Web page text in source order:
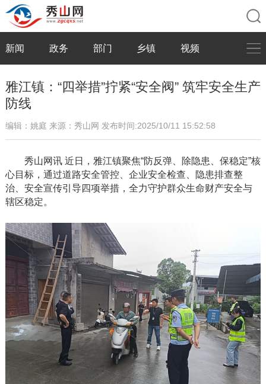
新闻 政务 部门 乡镇 视频
雅江镇：“四举措”拧紧“安全阀” 筑牢安全生产
防线
编辑：姚庭 来源：秀山网 发布时间:2025/10/11 15:52:58
秀山网讯 近日，雅江镇聚焦“防反弹、除隐患、保稳定”核
心目标，通过道路安全管控、企业安全检查、隐患排查整
治、安全宣传引导四项举措，全力守护群众生命财产安全与
辖区稳定。